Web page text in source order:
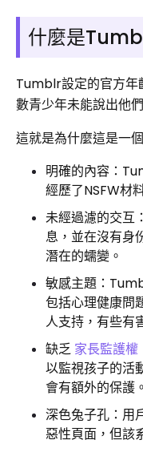
什麼是
Tumblr設定的官方年
數青少年未能說出他
這就是為什麼這是一
明確的內容：
經歷了NSFW材
未經過濾的交互
息，並在沒有身
潛在的蠕變。
敏感主題：
包括心理健康問
人支持，有些有
缺乏 家長監護權
以監視孩子的活
會有額外的保護。
深色兔子孔：用
惡性頁面，但該